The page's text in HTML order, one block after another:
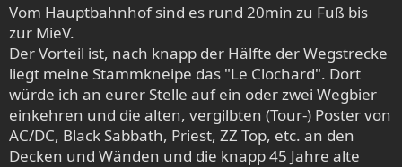
Vom Hauptbahnhof sind es rund 20min zu Fuß bis
zur MieV.
Der Vorteil ist, nach knapp der Hälfte der Wegstrecke
liegt meine Stammkneipe das "Le Clochard". Dort
würde ich an eurer Stelle auf ein oder zwei Wegbier
einkehren und die alten, vergilbten (Tour-) Poster von
AC/DC, Black Sabbath, Priest, ZZ Top, etc. an den
Decken und Wänden und die knapp 45 Jahre alte